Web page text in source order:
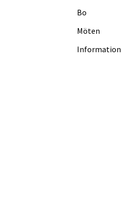
Bo
Möten
Information